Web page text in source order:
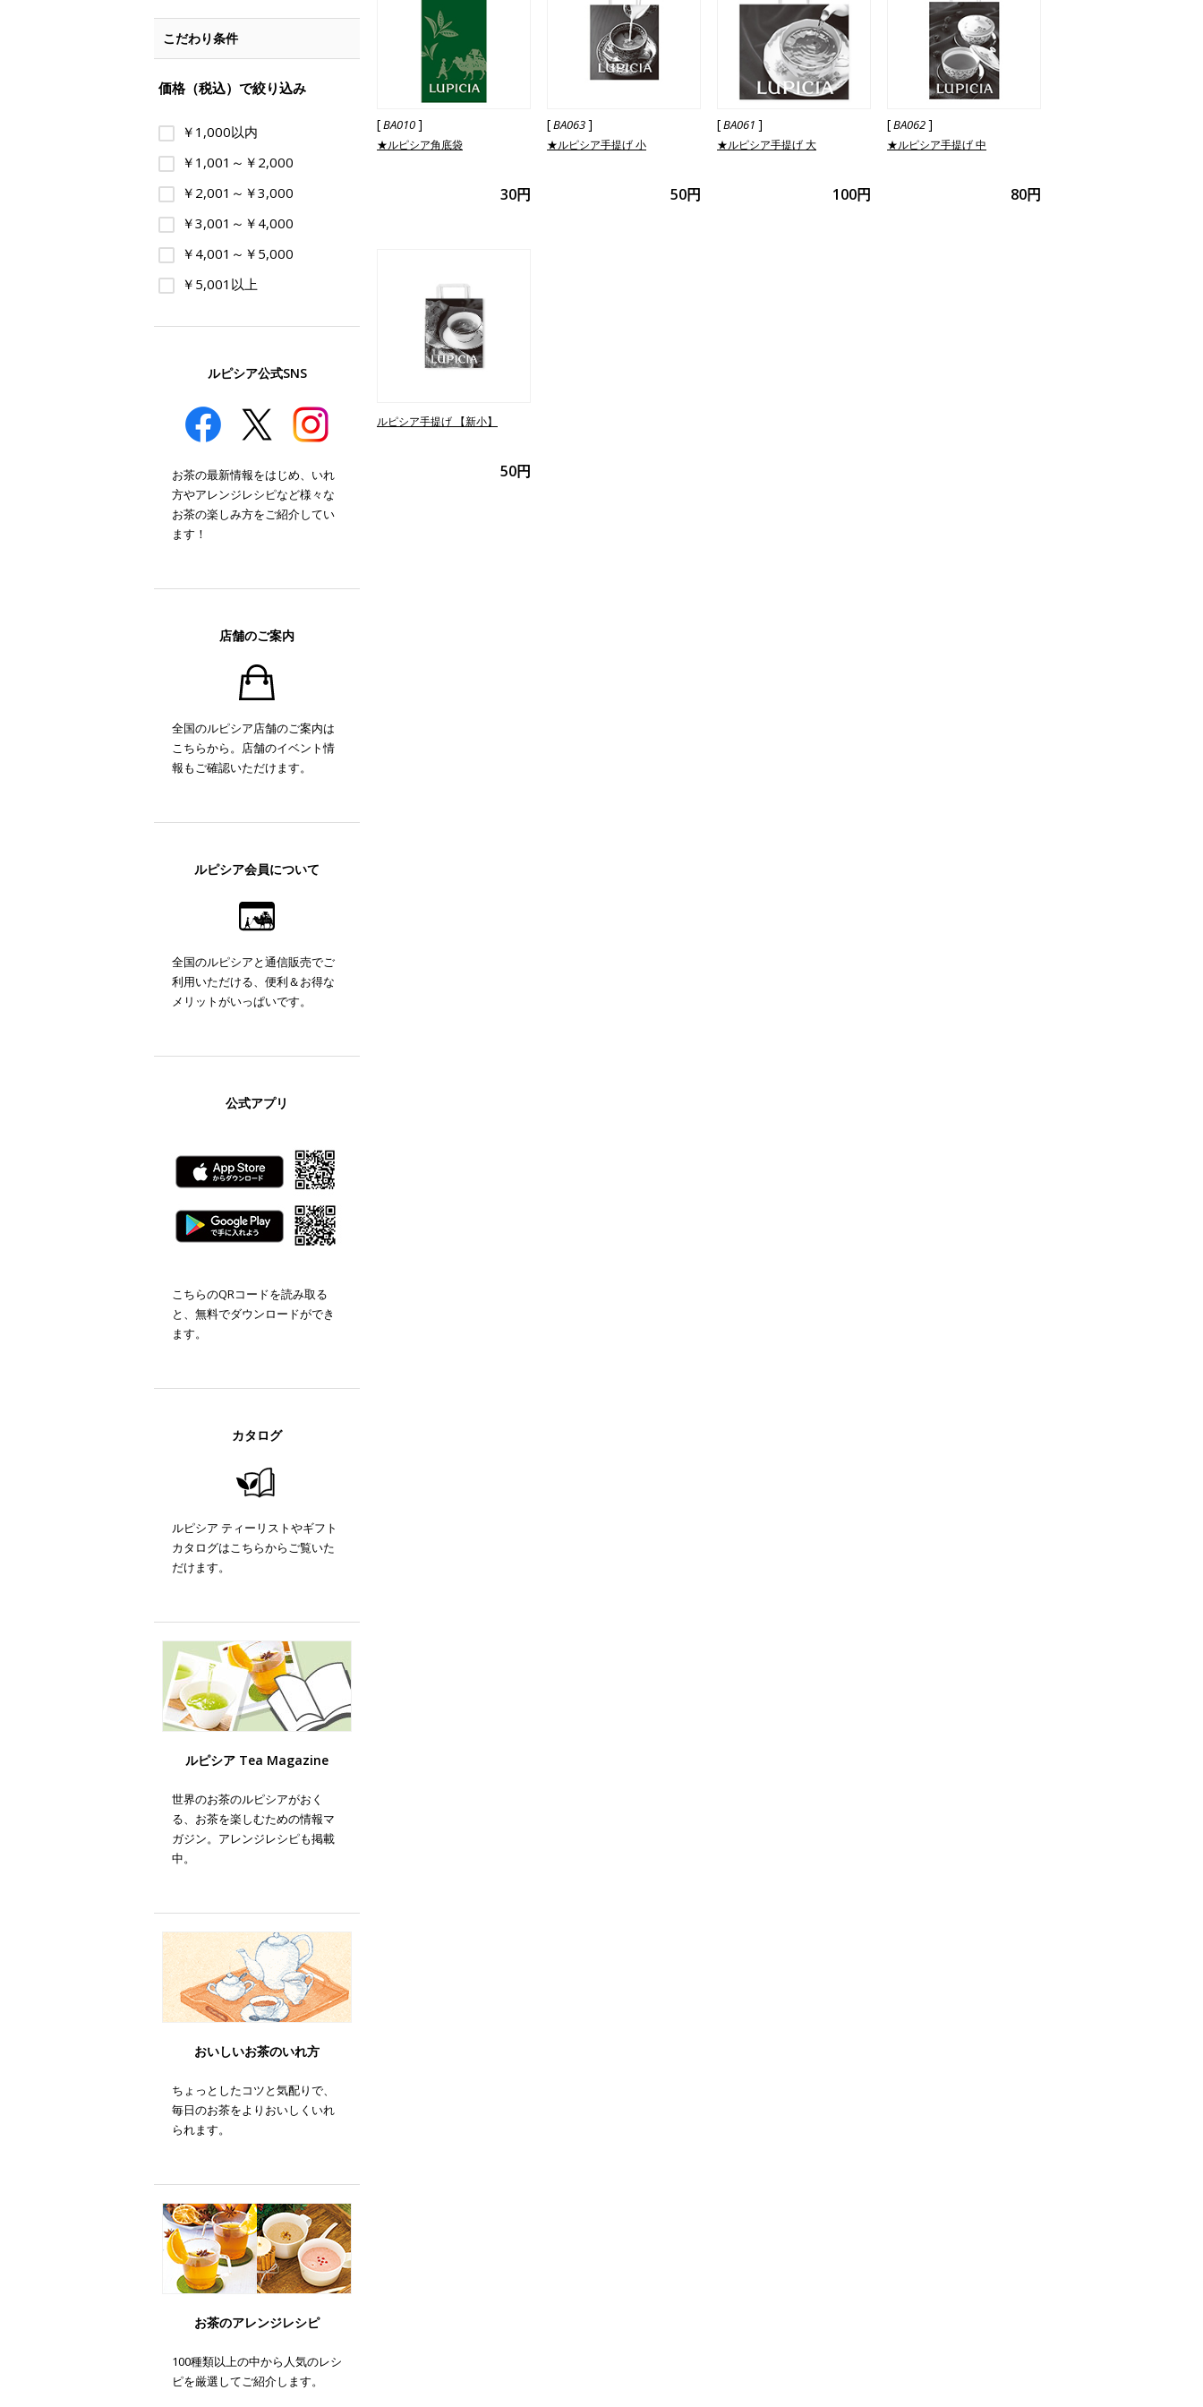
[BA010]
★ルピシア角底袋
30円
[BA063]
★ルピシア手提げ 小
50円
[BA061 ]
★ルピシア手提げ 大
100円
[BA062]
★ルピシア手提げ 中
80円
ルピシア手提げ 【新小】
50円
こだわり条件
価格（税込）で絞り込み
￥1,000以内
￥1,001～￥2,000
￥2,001～￥3,000
￥3,001～￥4,000
￥4,001～￥5,000
￥5,001以上
ルピシア公式SNS
お茶の最新情報をはじめ、いれ
方やアレンジレシピなど様々な
お茶の楽しみ方をご紹介してい
ます！
店舗のご案内
全国のルピシア店舗のご案内は
こちらから。店舗のイベント情
報もご確認いただけます。
ルピシア会員について
全国のルピシアと通信販売でご
利用いただける、便利＆お得な
メリットがいっぱいです。
公式アプリ
こちらのQRコードを読み取る
と、無料でダウンロードができ
ます。
カタログ
ルピシア ティーリストやギフト
カタログはこちらからご覧いた
だけます。
ルピシア Tea Magazine
世界のお茶のルピシアがおく
る、お茶を楽しむための情報マ
ガジン。アレンジレシピも掲載
中。
おいしいお茶のいれ方
ちょっとしたコツと気配りで、
毎日のお茶をよりおいしくいれ
られます。
お茶のアレンジレシピ
100種類以上の中から人気のレシ
ピを厳選してご紹介します。